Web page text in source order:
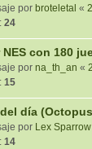
por broteletal «
24
NES con 180
por na_th_an «
15
día
por Lex Sparrow
14